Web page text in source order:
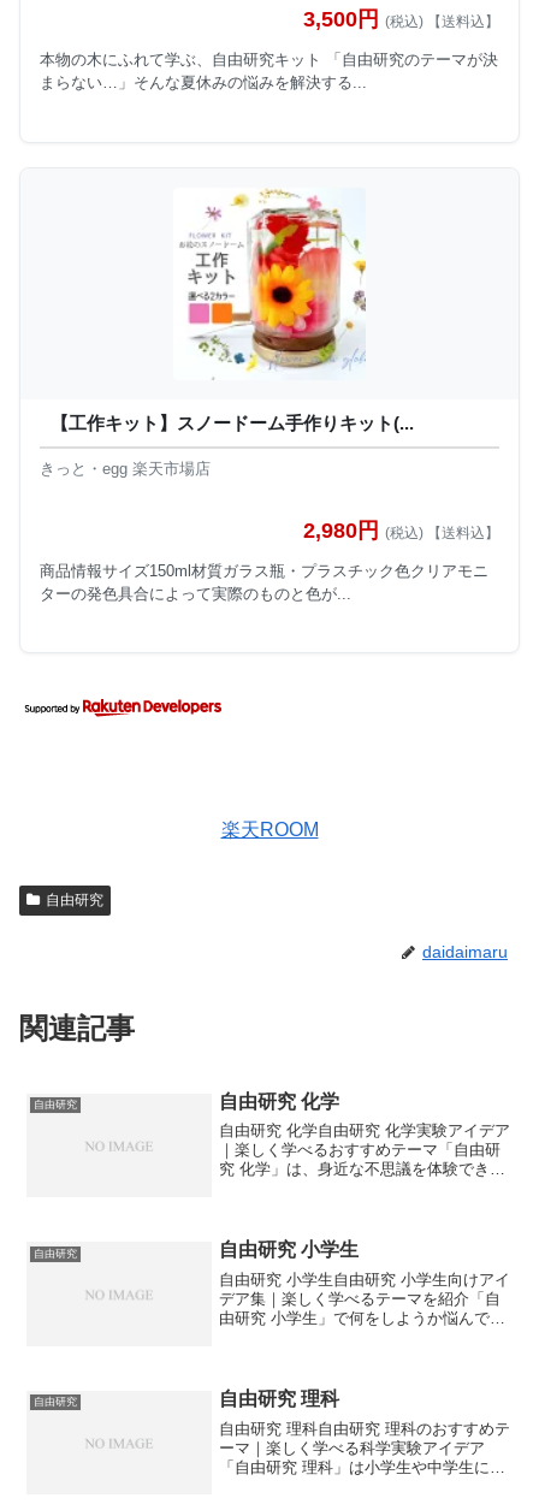
3,500円 (税込) 【送料込】
本物の木にふれて学ぶ、自由研究キット 「自由研究のテーマが決
まらない…」そんな夏休みの悩みを解決する...
【工作キット】スノードーム手作りキット(...
きっと・egg 楽天市場店
2,980円 (税込) 【送料込】
商品情報サイズ150ml材質ガラス瓶・プラスチック色クリアモニ
ターの発色具合によって実際のものと色が...
楽天ROOM
自由研究
daidaimaru
関連記事
自由研究 自由研究 化学
自由研究 化学自由研究 化学実験アイデア
｜楽しく学べるおすすめテーマ「自由研
究 化学」は、身近な不思議を体験できる
面白い理由自...
自由研究 自由研究 小学生
自由研究 小学生自由研究 小学生向けアイ
デア集｜楽しく学べるテーマを紹介「自
由研究 小学生」で何をしようか悩んでい
学生に人気のテ...
自由研究 自由研究 理科
自由研究 理科自由研究 理科のおすすめテ
ーマ｜楽しく学べる科学実験アイデア
「自由研究 理科」は小学生や中学生に大